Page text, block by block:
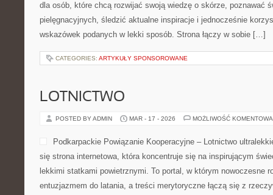
dla osób, które chcą rozwijać swoją wiedzę o skórze, poznawać
pielęgnacyjnych, śledzić aktualne inspiracje i jednocześnie
wskazówek podanych w lekki sposób. Strona łączy w sobie […]
CATEGORIES: ARTYKUŁY SPONSOROWANE
LOTNICTWO
POSTED BY ADMIN MAR - 17 - 2026 MOŻLIWOŚĆ
Podkarpackie Powiązanie Kooperacyjne – Lotnictwo
się strona internetowa, która koncentruje się na inspirującym
lekkimi statkami powietrznymi. To portal, w którym nowoczesne
entuzjazmem do latania, a treści merytoryczne łączą się z